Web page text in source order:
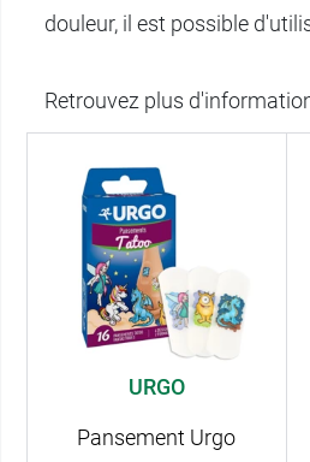
douleur, il est possible
Retrouvez plus
URGO
Pansement Urgo